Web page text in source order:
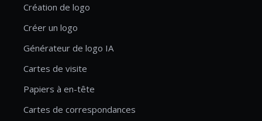
Création de logo
Créer un logo
Générateur de logo IA
Cartes de visite
Papiers à en-tête
Cartes de correspondances